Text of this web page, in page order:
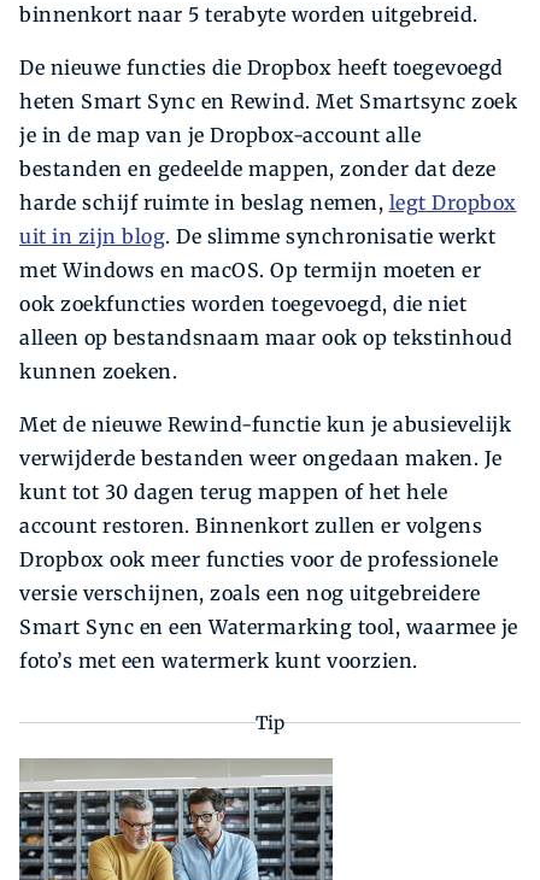
binnenkort naar 5 terabyte worden uitgebreid.
De nieuwe functies die Dropbox heeft toegevoegd
heten Smart Sync en Rewind. Met Smartsync zoek
je in de map van je Dropbox-account alle
bestanden en gedeelde mappen, zonder dat deze
harde schijf ruimte in beslag nemen, legt Dropbox
uit in zijn blog. De slimme synchronisatie werkt
met Windows en macOS. Op termijn moeten er
ook zoekfuncties worden toegevoegd, die niet
alleen op bestandsnaam maar ook op tekstinhoud
kunnen zoeken.
Met de nieuwe Rewind-functie kun je abusievelijk
verwijderde bestanden weer ongedaan maken. Je
kunt tot 30 dagen terug mappen of het hele
account restoren. Binnenkort zullen er volgens
Dropbox ook meer functies voor de professionele
versie verschijnen, zoals een nog uitgebreidere
Smart Sync en een Watermarking tool, waarmee je
foto’s met een watermerk kunt voorzien.
Tip